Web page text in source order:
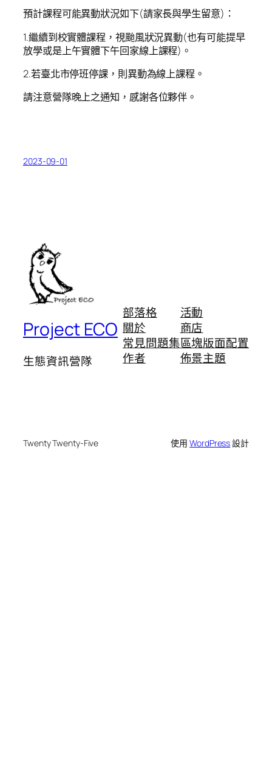
預計課程可能異動狀況如下(請家長與學生留意)：
1.繼續到校實體課程，視颱風狀況異動(也有可能提早
放學或是上午實體下午回家線上課程)。
2.若臺北市停班停課，則異動為線上課程。
請注意營隊晚上之通知，感謝各位夥伴。
2023-09-01
Project ECO
生態資訊營隊
部落格
關於
常見問題集
作者
活動
商店
區塊版面配置
佈景主題
Twenty Twenty-Five 使用WordPress設計